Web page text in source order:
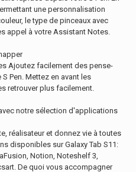
une personnalisation
le type de pinceaux avec
appel à votre Assistant Notes.
Ajoutez facilement des pense-
Pen. Mettez en avant les
retrouver plus facilement.
notre sélection d'applications
réalisateur et donnez vie à toutes
disponibles sur Galaxy Tab S11:
Notion, Noteshelf 3,
De quoi vous accompagner